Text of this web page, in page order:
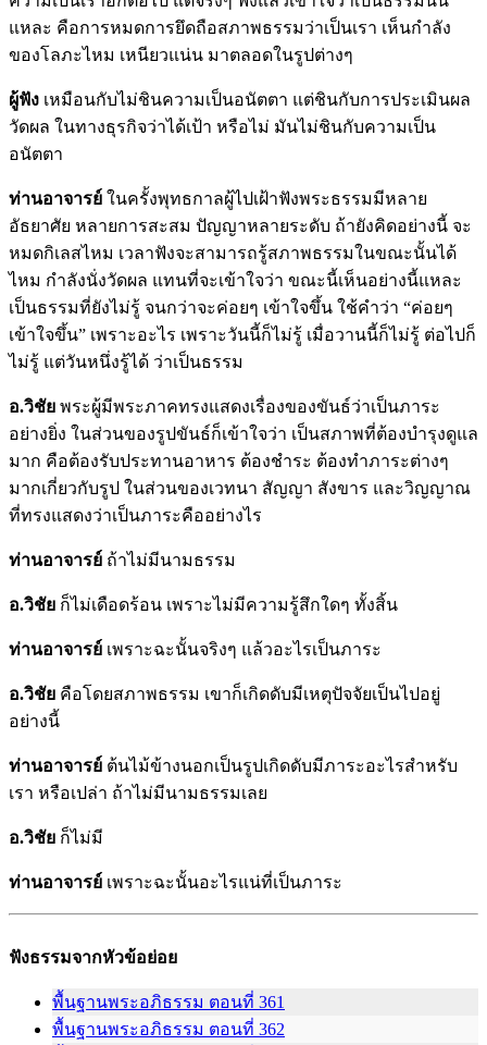
แหละ คือการหมดการยึดถือสภาพธรรมว่าเป็นเรา เห็นกำลัง
ของโลภะไหม เหนียวแน่น มาตลอดในรูปต่างๆ
ผู้ฟัง เหมือนกับไม่ชินความเป็นอนัตตา แต่ชินกับการประเมินผล
วัดผล ในทางธุรกิจว่าได้เป้า หรือไม่ มันไม่ชินกับความเป็น
อนัตตา
ท่านอาจารย์ ในครั้งพุทธกาลผู้ไปเฝ้าฟังพระธรรมมีหลาย
อัธยาศัย หลายการสะสม ปัญญาหลายระดับ ถ้ายังคิดอย่างนี้ จะ
หมดกิเลสไหม เวลาฟังจะสามารถรู้สภาพธรรมในขณะนั้นได้
ไหม กำลังนั่งวัดผล แทนที่จะเข้าใจว่า ขณะนี้เห็นอย่างนี้แหละ
เป็นธรรมที่ยังไม่รู้ จนกว่าจะค่อยๆ เข้าใจขึ้น ใช้คำว่า “ค่อยๆ
เข้าใจขึ้น” เพราะอะไร เพราะวันนี้ก็ไม่รู้ เมื่อวานนี้ก็ไม่รู้ ต่อไปก็
ไม่รู้ แต่วันหนึ่งรู้ได้ ว่าเป็นธรรม
อ.วิชัย พระผู้มีพระภาคทรงแสดงเรื่องของขันธ์ว่าเป็นภาระ
อย่างยิ่ง ในส่วนของรูปขันธ์ก็เข้าใจว่า เป็นสภาพที่ต้องบำรุงดูแล
มาก คือต้องรับประทานอาหาร ต้องชำระ ต้องทำภาระต่างๆ
มากเกี่ยวกับรูป ในส่วนของเวทนา สัญญา สังขาร และวิญญาณ
ที่ทรงแสดงว่าเป็นภาระคืออย่างไร
ท่านอาจารย์ ถ้าไม่มีนามธรรม
อ.วิชัย ก็ไม่เดือดร้อน เพราะไม่มีความรู้สึกใดๆ ทั้งสิ้น
ท่านอาจารย์ เพราะฉะนั้นจริงๆ แล้วอะไรเป็นภาระ
อ.วิชัย คือโดยสภาพธรรม เขาก็เกิดดับมีเหตุปัจจัยเป็นไปอยู่
อย่างนี้
ท่านอาจารย์ ต้นไม้ข้างนอกเป็นรูปเกิดดับมีภาระอะไรสำหรับ
เรา หรือเปล่า ถ้าไม่มีนามธรรมเลย
อ.วิชัย ก็ไม่มี
ท่านอาจารย์ เพราะฉะนั้นอะไรแน่ที่เป็นภาระ
ฟังธรรมจากหัวข้อย่อย
พื้นฐานพระอภิธรรม ตอนที่ 361
พื้นฐานพระอภิธรรม ตอนที่ 362